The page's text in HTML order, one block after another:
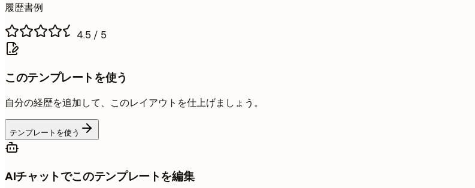
履歴書例
4.5 / 5
このテンプレートを使う
自分の経歴を追加して、このレイアウトを仕上げましょう。
テンプレートを使う
AIチャットでこのテンプレートを編集